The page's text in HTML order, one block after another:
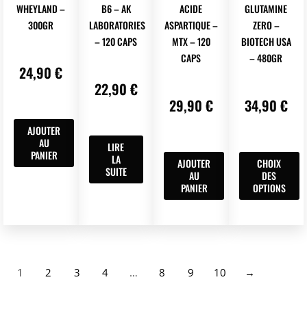
du
produit
du
produit
WHEYLAND –
300GR
24,90€
AJOUTER
AU
PANIER
B6 – AK
LABORATORIES
– 120 CAPS
22,90 €
LIRE
LA
SUITE
ACIDE
ASPARTIQUE –
MTX – 120
CAPS
29,90 €
AJOUTER
AU
PANIER
GLUTAMINE
ZERO –
BIOTECH USA
– 480GR
34,90 €
CHOIX
DES
OPTIONS
Ce
produit
a
1 2 3 4 … 8 9 10 →